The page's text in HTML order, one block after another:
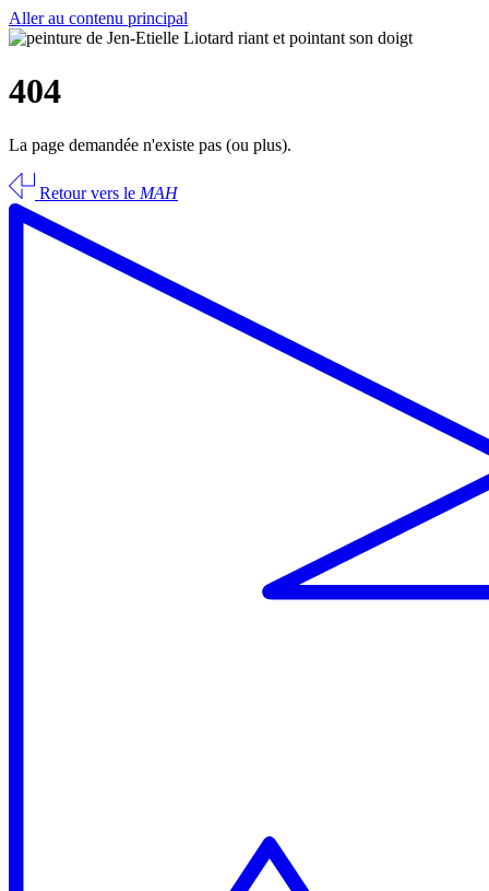
Aller au contenu principal
404
La page demandée n'existe pas (ou plus).
Retour vers le MAH